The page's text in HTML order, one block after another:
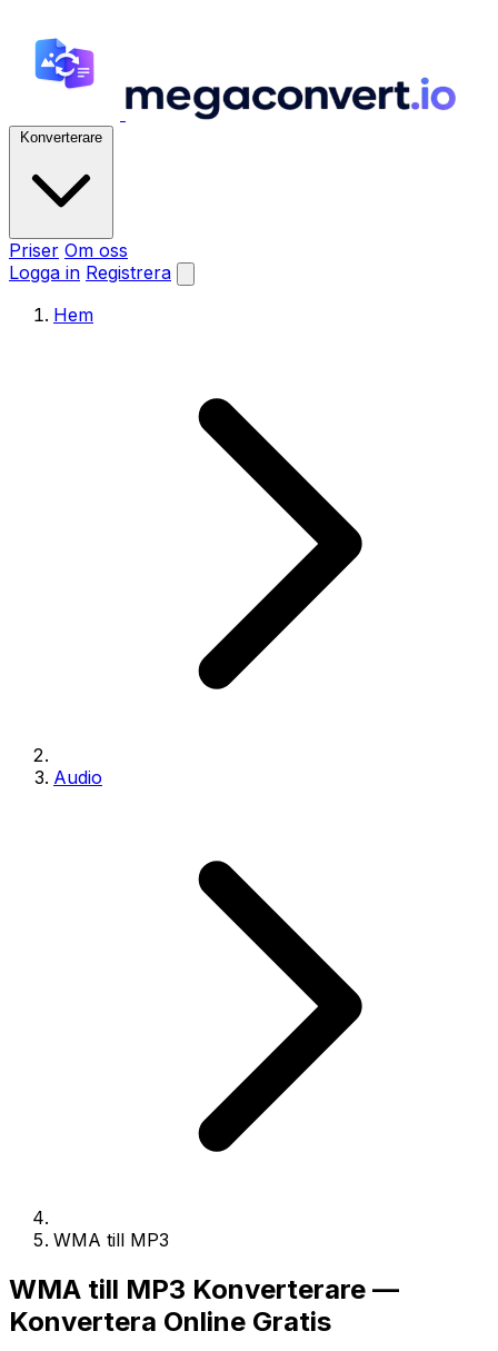
Konverterare
Priser Om oss
Logga in Registrera
Hem
Audio
WMA till MP3
WMA till MP3 Konverterare —
Konvertera Online Gratis